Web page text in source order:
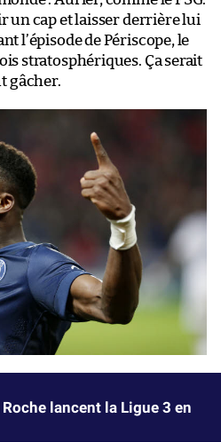
un cap et laisser derrière lui
l’épisode de Périscope, le
stratosphériques. Ça serait
gâcher.
lancent la Ligue 3 en